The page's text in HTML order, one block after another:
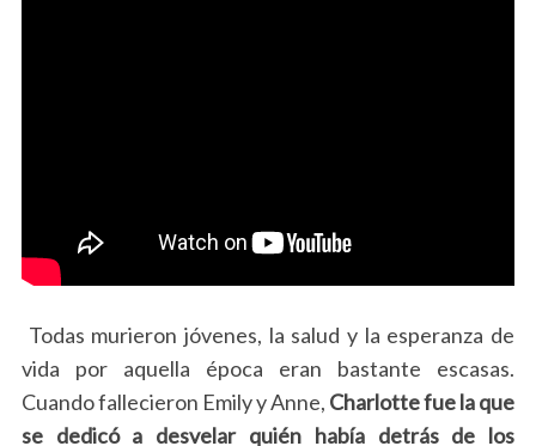
Todas murieron jóvenes, la salud y la esperanza de
vida por aquella época eran bastante escasas.
Cuando fallecieron Emily y Anne, Charlotte fue la que
se dedicó a desvelar quién había detrás de los
S
a